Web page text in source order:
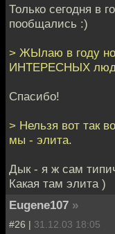
Только сегодня в
пообщались :)
> ЖЫлаю в году
ИНТЕРЕСНЫХ
Спасибо!
> Нельзя вот так
мы - элита.
Дык - я ж сам
Какая там элита )
Eugene107 »
#26 | 31.12.03 18:05